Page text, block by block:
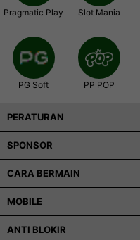
Pragmatic Play
PG Soft
Slot Mania
PP POP
PERATURAN
SPONSOR
CARA BERMAIN
MOBILE
ANTI BLOKIR